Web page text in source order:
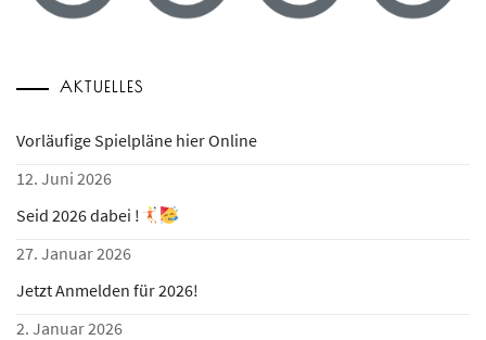
AKTUELLES
Vorläufige Spielpläne hier Online
12. Juni 2026
Seid 2026 dabei !
27. Januar 2026
Jetzt Anmelden für 2026!
2. Januar 2026